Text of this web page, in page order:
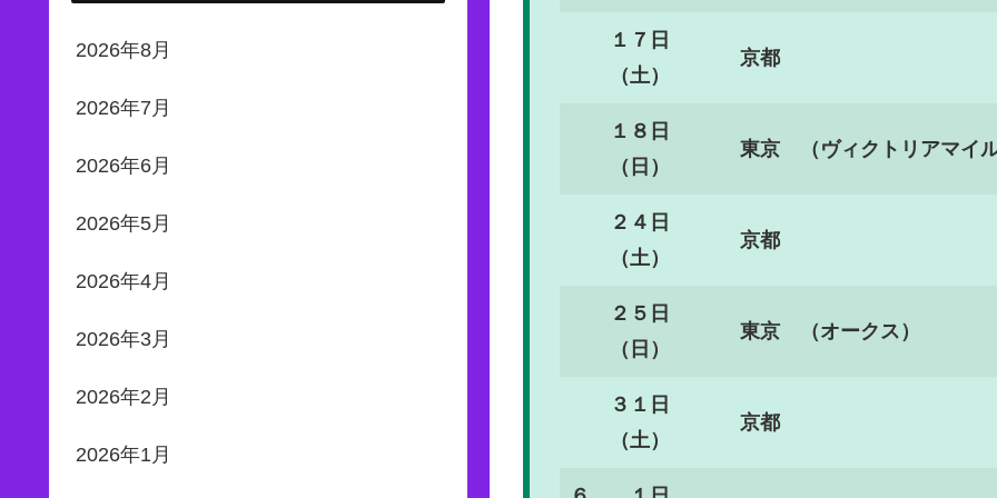
１７日
（土）
京都
１８日
（日）
東京 （ヴィクトリアマイ
２４日
（土）
京都
２５日
（日）
東京 （オークス）
３１日
（土）
京都
2026年8月
2026年7月
2026年6月
2026年5月
2026年4月
2026年3月
2026年2月
2026年1月